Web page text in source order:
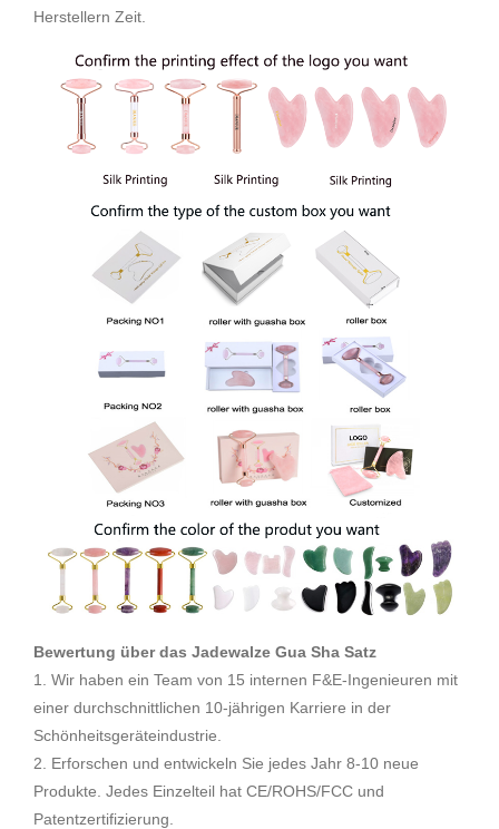
Herstellern Zeit.
Bewertung über das Jadewalze Gua Sha Satz
1. Wir haben ein Team von 15 internen F&E-Ingenieuren mit
einer durchschnittlichen 10-jährigen Karriere in der
Schönheitsgeräteindustrie.
2. Erforschen und entwickeln Sie jedes Jahr 8-10 neue
Produkte. Jedes Einzelteil hat CE/ROHS/FCC und
Patentzertifizierung.